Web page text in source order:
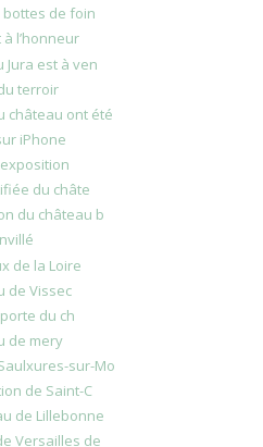
de foin
l’honneur
Jura est à ven
terroir
château ont été
iPhone
du châte
du château b
de la Loire
de Vissec
du ch
de mery
sur-Mo
de Saint-C
de Lillebonne
Versailles de